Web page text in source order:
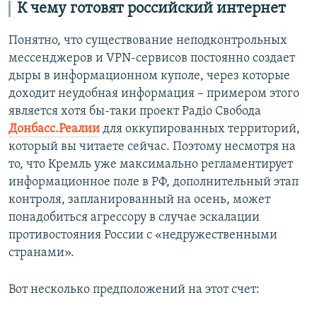
К чему готовят российский интернет
Понятно, что существование неподконтрольных
мессенджеров и VPN-сервисов постоянно создает
дыры в информационном куполе, через которые
доходит неудобная информация – примером этого
является хотя бы-таки проект Радіо Свобода
Донбасс.Реалии для оккупированных территорий,
который вы читаете сейчас. Поэтому несмотря на
то, что Кремль уже максимально регламентирует
информационное поле в РФ, дополнительный этап
контроля, запланированный на осень, может
понадобиться агрессору в случае эскалации
противостояния России с «недружественными
странами».
Вот несколько предположений на этот счет: